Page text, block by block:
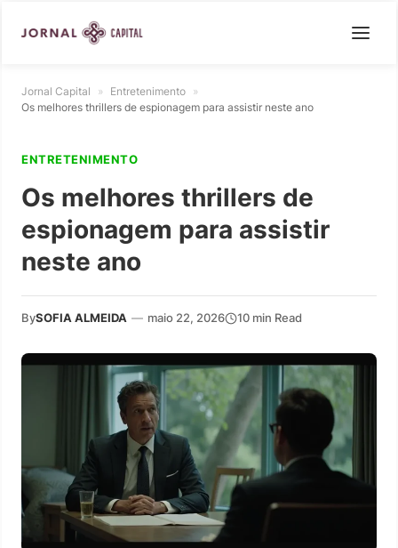
Jornal Capital » Entretenimento »
Os melhores thrillers de espionagem para assistir neste ano
ENTRETENIMENTO
Os melhores thrillers de
espionagem para assistir
neste ano
BySOFIA ALMEIDA — maio 22, 2026 10 min Read